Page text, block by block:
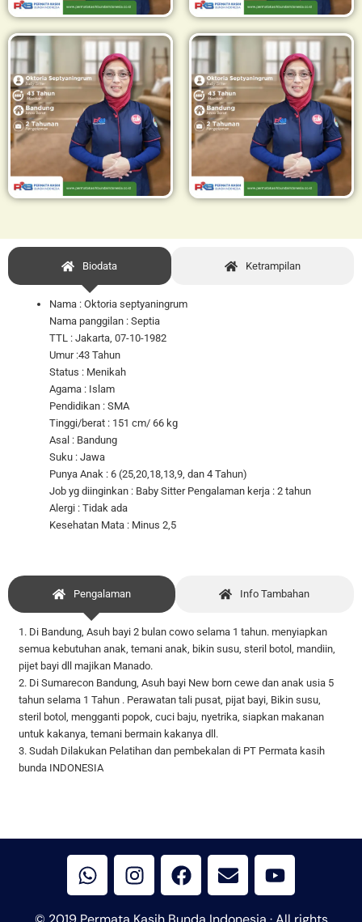
Biodata Ketrampilan
Nama : Oktoria septyaningrum
Nama panggilan : Septia
TTL : Jakarta, 07-10-1982
Umur :43 Tahun
Status : Menikah
Agama : Islam
Pendidikan : SMA
Tinggi/berat : 151 cm/ 66 kg
Asal : Bandung
Suku : Jawa
Punya Anak : 6 (25,20,18,13,9, dan 4 Tahun)
Job yg diinginkan : Baby Sitter Pengalaman kerja : 2 tahun
Alergi : Tidak ada
Kesehatan Mata : Minus 2,5
Pengalaman Info Tambahan
1. Di Bandung, Asuh bayi 2 bulan cowo selama 1 tahun. menyiapkan
semua kebutuhan anak, temani anak, bikin susu, steril botol, mandiin,
pijet bayi dll majikan Manado.
2. Di Sumarecon Bandung, Asuh bayi New born cewe dan anak usia 5
tahun selama 1 Tahun . Perawatan tali pusat, pijat bayi, Bikin susu,
steril botol, mengganti popok, cuci baju, nyetrika, siapkan makanan
untuk kakanya, temani bermain kakanya dll.
3. Sudah Dilakukan Pelatihan dan pembekalan di PT Permata kasih
bunda INDONESIA
h
a
t
n
s
t
a
c
n
v
e
o
u
t